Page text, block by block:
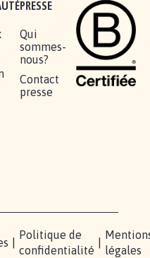
PRESSE
Qui
sommes-
nous?
Contact
presse
Politique de
confidentialité
légales